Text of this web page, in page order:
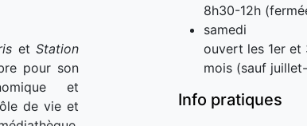
et Station
pour son
et
de vie et
8h30-12h
samedi
ouvert les 1er et
mois (sauf
Info pratiques